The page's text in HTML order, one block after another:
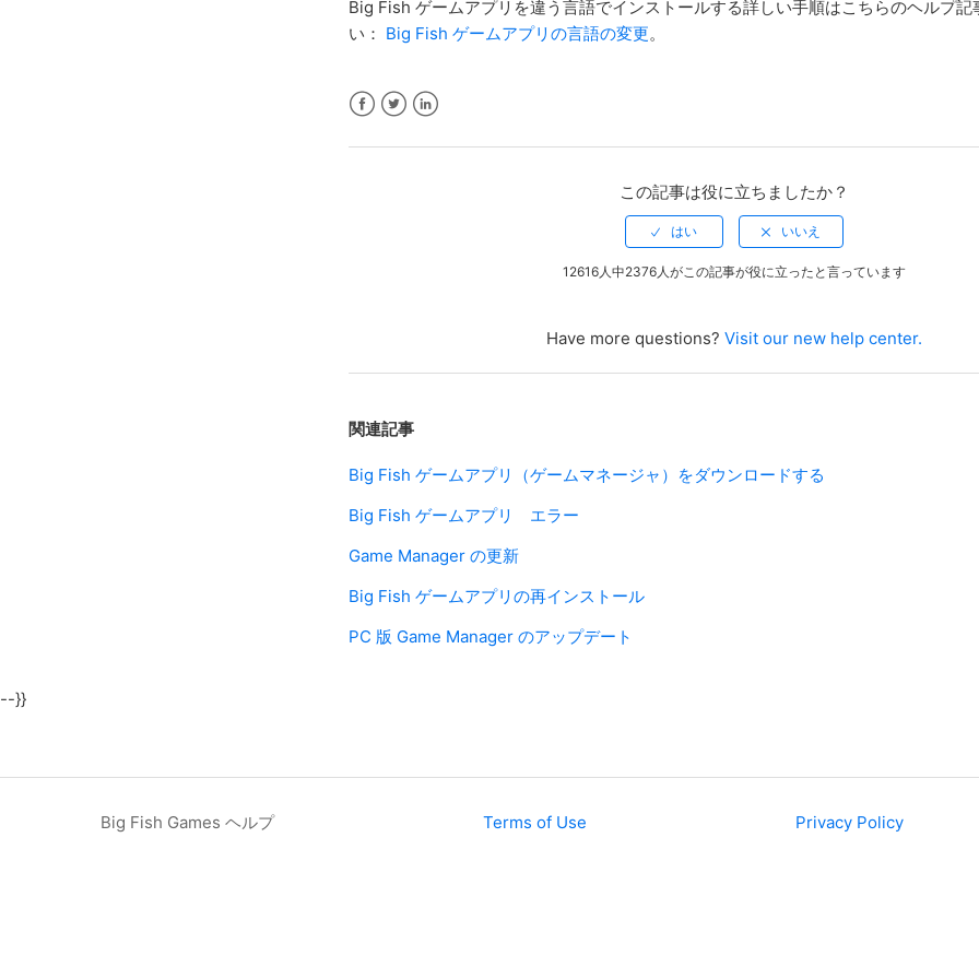
Big Fish ゲームアプリを違う言語でインストールする詳しい手順はこちらのヘルプ記
い： Big Fish ゲームアプリの言語の変更。
この記事は役に立ちましたか？
12616人中2376人がこの記事が役に立ったと言っています
Have more questions? Visit our new help center.
関連記事
Big Fish ゲームアプリ（ゲームマネージャ）をダウンロードする
Big Fish ゲームアプリ エラー
Game Manager の更新
Big Fish ゲームアプリの再インストール
PC 版 Game Manager のアップデート
--}}
Big Fish Games ヘルプ Terms of Use Privacy Policy